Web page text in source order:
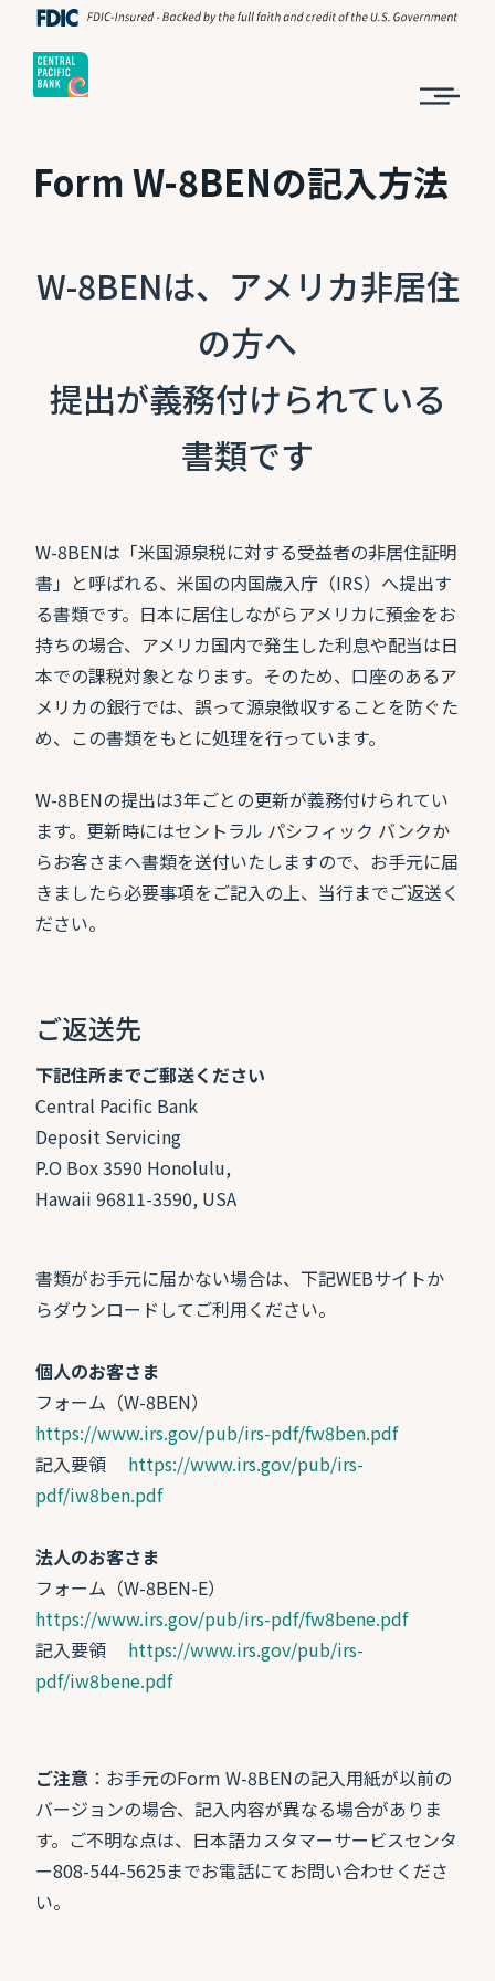
Form W-8BENの記入方法
W-8BENは、アメリカ非居住
の方へ
提出が義務付けられている
書類です
W-8BENは「米国源泉税に対する受益者の非居住証明
書」と呼ばれる、米国の内国歳入庁（IRS）へ提出す
る書類です。日本に居住しながらアメリカに預金をお
持ちの場合、アメリカ国内で発生した利息や配当は日
本での課税対象となります。そのため、口座のあるア
メリカの銀行では、誤って源泉徴収することを防ぐた
め、この書類をもとに処理を行っています。
W-8BENの提出は3年ごとの更新が義務付けられてい
ます。更新時にはセントラル パシフィック バンクか
らお客さまへ書類を送付いたしますので、お手元に届
きましたら必要事項をご記入の上、当行までご返送く
ださい。
ご返送先
下記住所までご郵送ください
Central Pacific Bank
Deposit Servicing
P.O Box 3590 Honolulu,
Hawaii 96811-3590, USA
書類がお手元に届かない場合は、下記WEBサイトか
らダウンロードしてご利用ください。
個人のお客さま
フォーム（W-8BEN）
https://www.irs.gov/pub/irs-pdf/fw8ben.pdf
記入要領 https://www.irs.gov/pub/irs-
pdf/iw8ben.pdf
法人のお客さま
フォーム（W-8BEN-E）
https://www.irs.gov/pub/irs-pdf/fw8bene.pdf
記入要領 https://www.irs.gov/pub/irs-
pdf/iw8bene.pdf
ご注意 ：お手元のForm W-8BENの記入用紙が以前の
バージョンの場合、記入内容が異なる場合がありま
す。ご不明な点は、日本語カスタマーサービスセンタ
ー808-544-5625までお電話にてお問い合わせくださ
い。